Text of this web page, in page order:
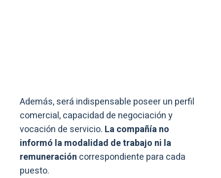
Además, será indispensable poseer un perfil
comercial, capacidad de negociación y
vocación de servicio. La compañía no
informó la modalidad de trabajo ni la
remuneración correspondiente para cada
puesto.